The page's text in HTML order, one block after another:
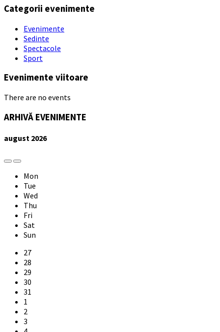
Categorii evenimente
Evenimente
Sedinte
Spectacole
Sport
Evenimente viitoare
There are no events
ARHIVĂ EVENIMENTE
august 2026
Previous
Month
Next
Month
Mon
Tue
Wed
Thu
Fri
Sat
Sun
Skip
calendar
days
27
28
29
30
31
1
2
3